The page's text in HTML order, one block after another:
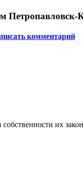
комментарий
их